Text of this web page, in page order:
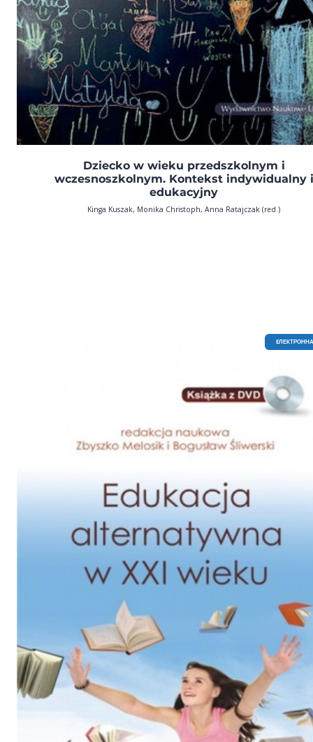
Dziecko w wieku przedszkolnym i
wczesnoszkolnym. Kontekst indywidualny i
edukacyjny
Kinga Kuszak, Monika Christoph, Anna Ratajczak (red.)